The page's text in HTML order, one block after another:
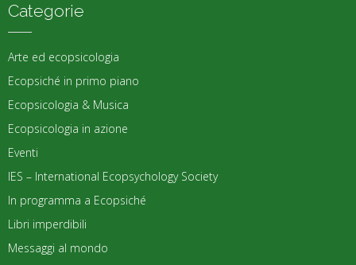
Categorie
Arte ed ecopsicologia
Ecopsiché in primo piano
Ecopsicologia & Musica
Ecopsicologia in azione
Eventi
IES – International Ecopsychology Society
In programma a Ecopsiché
Libri imperdibili
Messaggi al mondo